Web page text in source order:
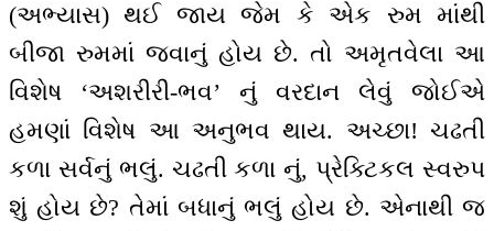
(અભ્યાસ) થઈ જાય જેમ કે એક રુમ માંથી
બીજા રુમમાં જવાનું હોય છે. તો અમૃતવેલા આ
વિશેષ ‘અશરીરી-ભવ’ નું વરદાન લેવું જોઈએ
હમણાં વિશેષ આ અનુભવ થાય. અચ્છા! ચઢતી
કળા સર્વનું ભલું. ચઢતી કળા નું, પ્રેક્ટિકલ સ્વરુપ
શું હોય છે? તેમાં બધાનું ભલું હોય છે. એનાથી જ